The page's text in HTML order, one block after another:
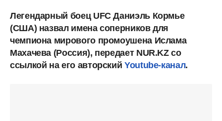
Легендарный боец UFC Даниэль Кормье
(США) назвал имена соперников для
чемпиона мирового промоушена Ислама
Махачева (Россия), передает NUR.KZ со
ссылкой на его авторский Youtube-канал.